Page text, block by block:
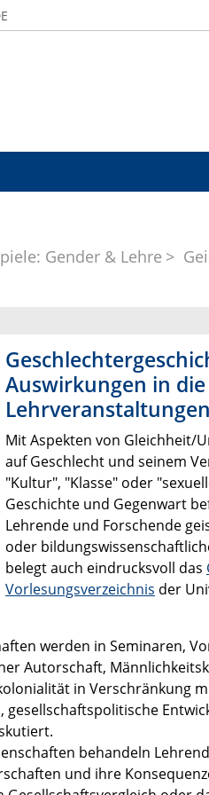
Gender & Lehre
Auswirkungen in
Lehrveranstaltungen
Mit Aspekten von Gleichheit/
auf Geschlecht und seinem
"Kultur", "Klasse" oder
Geschichte und Gegenwart
Lehrende und Forschende
oder
belegt auch eindrucksvoll das
Vorlesungsverzeichnis der
werden in Seminaren,
Autorschaft,
in Verschränkung
behandeln
und ihre